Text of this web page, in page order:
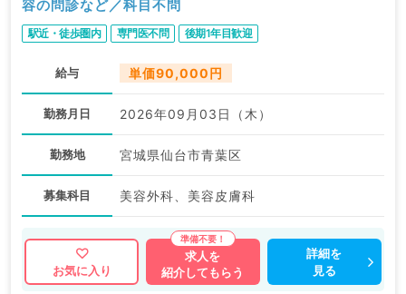
容の問診など／科目不問
駅近・徒歩圏内 専門医不問 後期1年目歓迎
給与 単価90,000円
勤務月日 2026年09月03日（木）
勤務地 宮城県仙台市青葉区
募集科目 美容外科、美容皮膚科
お気に入り
求人を
紹介してもらう
詳細を
見る